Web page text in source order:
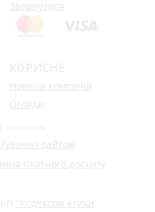
Звернутися
КОРИСНЕ
Новини компаній
Огляди
сайтом
платного доступу
"Кодексом етики